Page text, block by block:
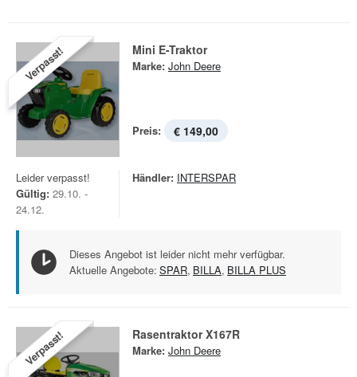
Verpasst! Mini E-Traktor
Marke: John Deere
Preis: € 149,00
Leider verpasst!
Gültig: 29.10. -
24.12.
Händler: INTERSPAR
Dieses Angebot ist leider nicht mehr verfügbar.
Aktuelle Angebote: SPAR, BILLA, BILLA PLUS
Verpasst! Rasentraktor X167R
Marke: John Deere